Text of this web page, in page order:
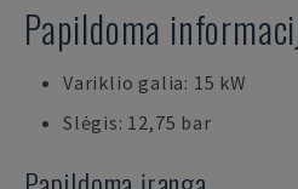
Papildoma
Variklio galia: 15 kW
Slėgis: 12,75 bar